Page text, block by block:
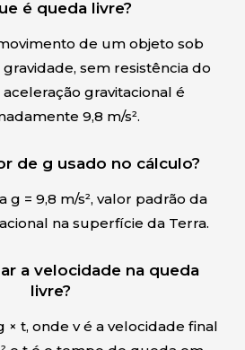
é queda livre?
de um objeto sob
sem resistência do
aceleração gravitacional é
9,8 m/s².
de g usado no cálculo?
g = 9,8 m/s², valor padrão da
na superfície da Terra.
a velocidade na queda
livre?
× t, onde v é a velocidade final